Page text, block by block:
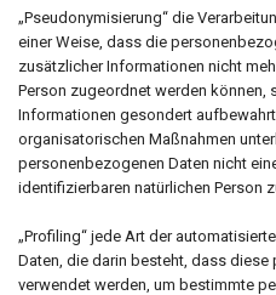
„Pseudonymisierung“ die
einer Weise, dass die
zusätzlicher Informationen nicht
Person zugeordnet werden können,
Informationen gesondert
organisatorischen Maßnahmen
personenbezogenen Daten nicht
identifizierbaren natürlichen Person
„Profiling“ jede Art der
Daten, die darin besteht, dass diese
verwendet werden, um bestimmte